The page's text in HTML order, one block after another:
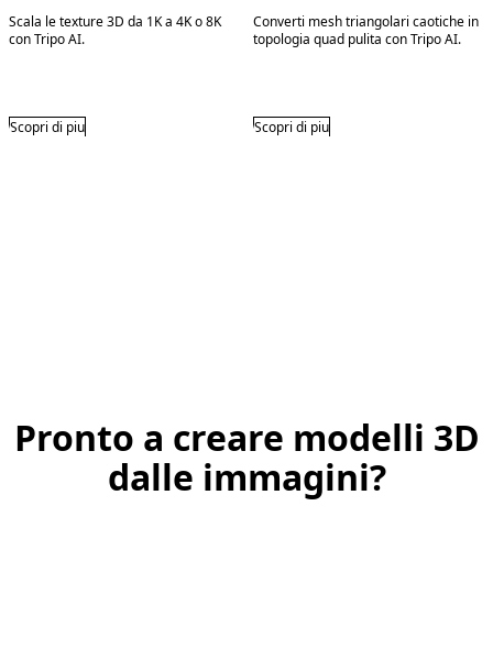
Scala le texture 3D da 1K a 4K o 8K
con Tripo AI.
Scopri di piu
Converti mesh triangolari caotiche in
topologia quad pulita con Tripo AI.
Scopri di piu
Pronto a creare modelli 3D
dalle immagini?